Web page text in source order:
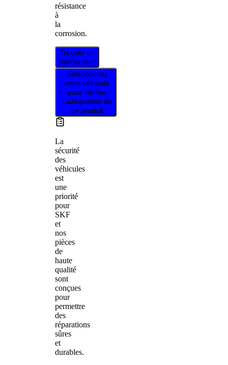
résistance
à
la
corrosion.
Trouver un
distributeur
Sélectionnez
votre véhicule
pour vérifier
l’adéquation de
ce produit
La
sécurité
des
véhicules
est
une
priorité
pour
SKF
et
nos
pièces
de
haute
qualité
sont
conçues
pour
permettre
des
réparations
sûres
et
durables.